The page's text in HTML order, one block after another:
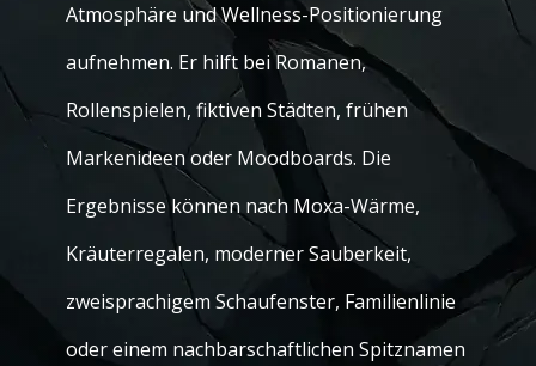
Atmosphäre und Wellness-Positionierung
aufnehmen. Er hilft bei Romanen,
Rollenspielen, fiktiven Städten, frühen
Markenideen oder Moodboards. Die
Ergebnisse können nach Moxa-Wärme,
Kräuterregalen, moderner Sauberkeit,
zweisprachigem Schaufenster, Familienlinie
oder einem nachbarschaftlichen Spitznamen